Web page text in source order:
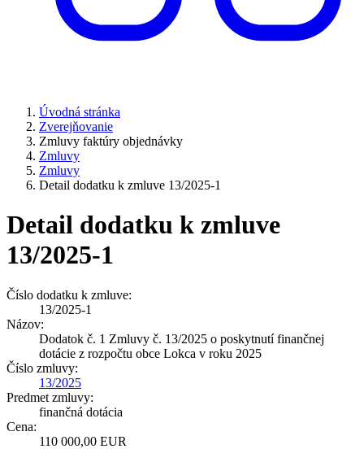
Úvodná stránka
Zverejňovanie
Zmluvy faktúry objednávky
Zmluvy
Zmluvy
Detail dodatku k zmluve 13/2025-1
Detail dodatku k zmluve
13/2025-1
Číslo dodatku k zmluve:
13/2025-1
Názov:
Dodatok č. 1 Zmluvy č. 13/2025 o poskytnutí finančnej
dotácie z rozpočtu obce Lokca v roku 2025
Číslo zmluvy:
13/2025
Predmet zmluvy:
finančná dotácia
Cena:
110 000,00 EUR